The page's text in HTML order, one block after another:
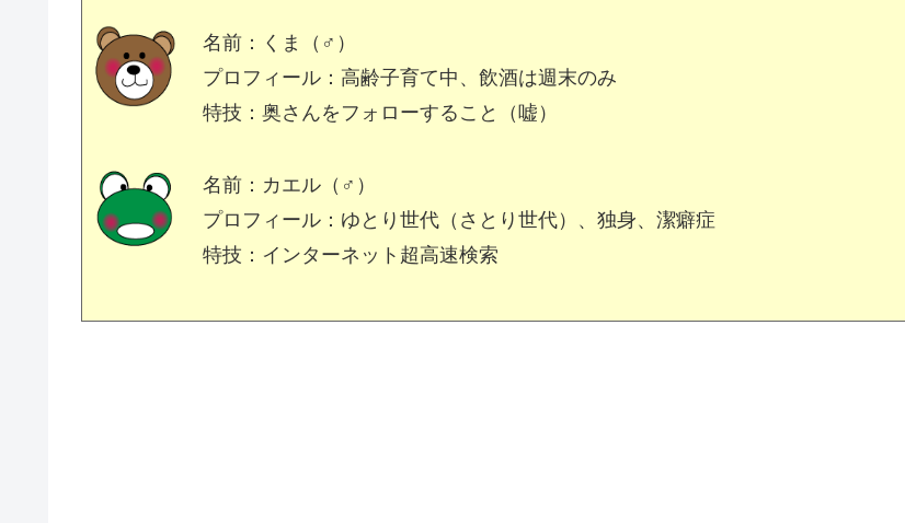
名前：くま（♂）
プロフィール：高齢子育て中、飲酒は週末のみ
特技：奥さんをフォローすること（嘘）
名前：カエル（♂）
プロフィール：ゆとり世代（さとり世代）、独身、潔癖症
特技：インターネット超高速検索